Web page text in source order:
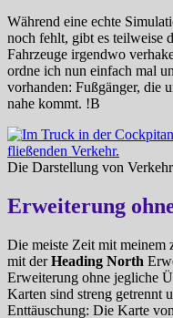
Während eine echte
noch fehlt, gibt es teilweise
Fahrzeuge irgendwo
ordne ich nun einfach mal
vorhanden: Fußgänger, die
nahe kommt. !B
Die Darstellung von
Erweiterung
Die meiste Zeit mit meinem
mit derHeading North
Erweiterung ohne jegliche
Karten sind streng getrennt
Enttäuschung: Die Karte von